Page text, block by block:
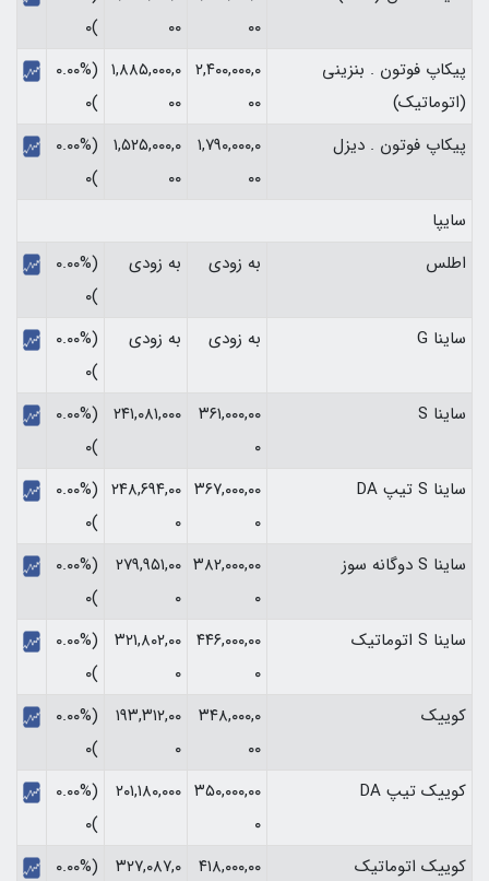
۰۰
۰۰
)۰
پیکاپ فوتون . بنزینی
(اتوماتیک)
۲,۴۰۰,۰۰۰,۰
۰۰
۱,۸۸۵,۰۰۰,۰
۰۰
(۰.۰۰%
)۰
پیکاپ فوتون . دیزل
۱,۷۹۰,۰۰۰,۰
۰۰
۱,۵۲۵,۰۰۰,۰
۰۰
(۰.۰۰%
)۰
سایپا
اطلس
به زودی به زودی
(۰.۰۰%
)۰
ساینا G
به زودی به زودی
(۰.۰۰%
)۰
ساینا S
۳۶۱,۰۰۰,۰۰
۰
۲۴۱,۰۸۱,۰۰۰
(۰.۰۰%
)۰
ساینا S تیپ DA
۳۶۷,۰۰۰,۰۰
۰
۲۴۸,۶۹۴,۰۰
۰
(۰.۰۰%
)۰
ساینا S دوگانه سوز
۳۸۲,۰۰۰,۰۰
۰
۲۷۹,۹۵۱,۰۰
۰
(۰.۰۰%
)۰
ساینا S اتوماتیک
۴۴۶,۰۰۰,۰۰
۰
۳۲۱,۸۰۲,۰۰
۰
(۰.۰۰%
)۰
کوییک
۳۴۸,۰۰۰,۰
۰۰
۱۹۳,۳۱۲,۰۰
۰
(۰.۰۰%
)۰
کوییک تیپ DA
۳۵۰,۰۰۰,۰۰
۰
۲۰۱,۱۸۰,۰۰۰
(۰.۰۰%
)۰
کوییک اتوماتیک
۴۱۸,۰۰۰,۰۰
۳۲۷,۰۸۷,۰
(۰.۰۰%